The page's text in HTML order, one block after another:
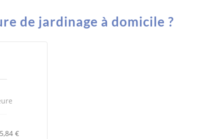
de jardinage à domicile ?
€